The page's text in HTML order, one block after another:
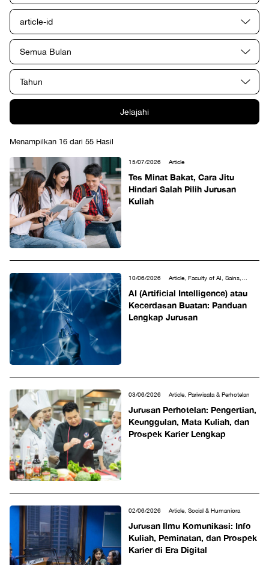
article-id
Semua Bulan
Tahun
Jelajahi
Menampilkan 16 dari 55 Hasil
15/07/2026 Article
Tes Minat Bakat, Cara Jitu
Hindari Salah Pilih Jurusan
Kuliah
10/06/2026
AI (Artificial Intelligence) atau
Kecerdasan Buatan: Panduan
Lengkap Jurusan
03/06/2026 Article, Pariwisata & Perhotelan
Jurusan Perhotelan: Pengertian,
Keunggulan, Mata Kuliah, dan
Prospek Karier Lengkap
02/06/2026 Article, Social & Humaniora
Jurusan Ilmu Komunikasi: Info
Kuliah, Peminatan, dan Prospek
Karier di Era Digital